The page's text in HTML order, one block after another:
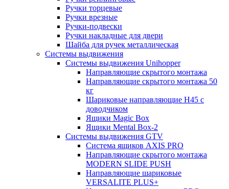
Ручки торцевые
Ручки врезные
Ручки-подвески
Ручки накладные для двери
Шайба для ручек металлическая
Системы выдвижения
Системы выдвижения Unihopper
Направляющие скрытого монтажа
Направляющие скрытого монтажа 50
кг
Шариковые направляющие H45 с
доводчиком
Ящики Magic Box
Ящики Mental Box-2
Системы выдвижения GTV
Система ящиков AXIS PRO
Направляющие скрытого монтажа
MODERN SLIDE PUSH
Направляющие шариковые
VERSALITE PLUS+